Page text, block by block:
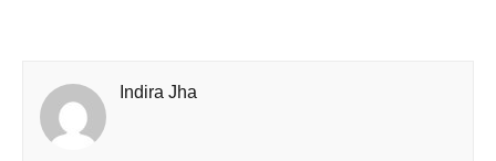
Indira Jha